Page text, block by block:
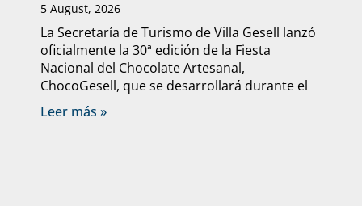
5 August, 2026
La Secretaría de Turismo de Villa Gesell lanzó
oficialmente la 30ª edición de la Fiesta
Nacional del Chocolate Artesanal,
ChocoGesell, que se desarrollará durante el
Leer más »